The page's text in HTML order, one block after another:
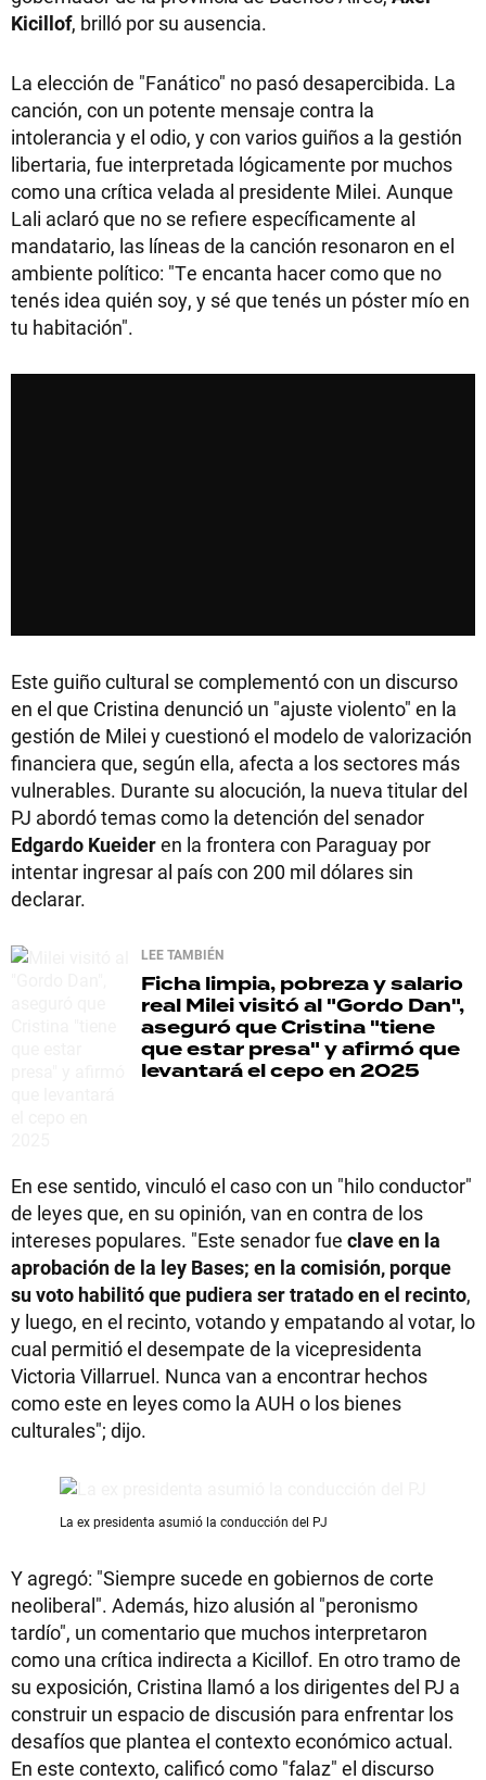
Kicillof, brilló por su ausencia.
La elección de "Fanático" no pasó desapercibida. La
canción, con un potente mensaje contra la
intolerancia y el odio, y con varios guiños a la gestión
libertaria, fue interpretada lógicamente por muchos
como una crítica velada al presidente Milei. Aunque
Lali aclaró que no se refiere específicamente al
mandatario, las líneas de la canción resonaron en el
ambiente político: "Te encanta hacer como que no
tenés idea quién soy, y sé que tenés un póster mío en
tu habitación".
Este guiño cultural se complementó con un discurso
en el que Cristina denunció un "ajuste violento" en la
gestión de Milei y cuestionó el modelo de valorización
financiera que, según ella, afecta a los sectores más
vulnerables. Durante su alocución, la nueva titular del
PJ abordó temas como la detención del senador
Edgardo Kueideren la frontera con Paraguay por
intentar ingresar al país con 200 mil dólares sin
declarar.
LEE TAMBIÉN
Ficha limpia, pobreza y salario
real Milei visitó al "Gordo Dan",
aseguró que Cristina "tiene
que estar presa" y afirmó que
levantará el cepo en 2025
En ese sentido, vinculó el caso con un "hilo conductor"
de leyes que, en su opinión, van en contra de los
intereses populares. "Este senador fue clave en la
aprobación de la ley Bases; en la comisión, porque
su voto habilitó que pudiera ser tratado en el recinto,
y luego, en el recinto, votando y empatando al votar, lo
cual permitió el desempate de la vicepresidenta
Victoria Villarruel. Nunca van a encontrar hechos
como este en leyes como la AUH o los bienes
culturales"; dijo.
La ex presidenta asumió la conducción del PJ
Y agregó: "Siempre sucede en gobiernos de corte
neoliberal". Además, hizo alusión al "peronismo
tardío", un comentario que muchos interpretaron
como una crítica indirecta a Kicillof. En otro tramo de
su exposición, Cristina llamó a los dirigentes del PJ a
construir un espacio de discusión para enfrentar los
desafíos que plantea el contexto económico actual.
En este contexto, calificó como "falaz" el discurso